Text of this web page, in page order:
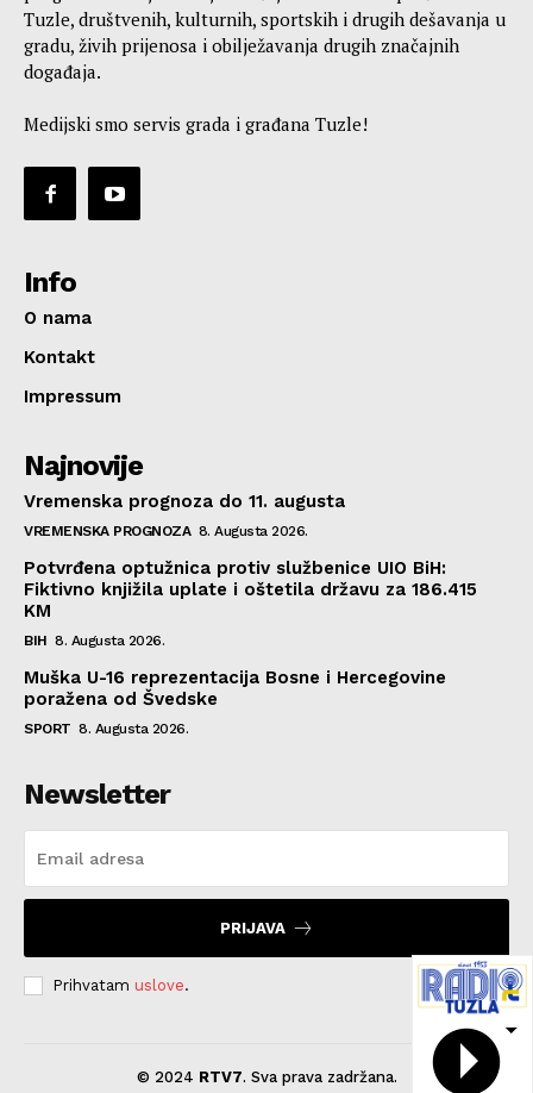
Tuzle, društvenih, kulturnih, sportskih i drugih dešavanja u
gradu, živih prijenosa i obilježavanja drugih značajnih
događaja.
Medijski smo servis grada i građana Tuzle!
Info
O nama
Kontakt
Impressum
Najnovije
Vremenska prognoza do 11. augusta
VREMENSKA PROGNOZA 8. Augusta 2026.
Potvrđena optužnica protiv službenice UIO BiH:
Fiktivno knjižila uplate i oštetila državu za 186.415
KM
BIH 8. Augusta 2026.
Muška U-16 reprezentacija Bosne i Hercegovine
poražena od Švedske
SPORT 8. Augusta 2026.
Newsletter
PRIJAVA
Prihvatam uslove.
© 2024 RTV7. Sva prava zadržana.